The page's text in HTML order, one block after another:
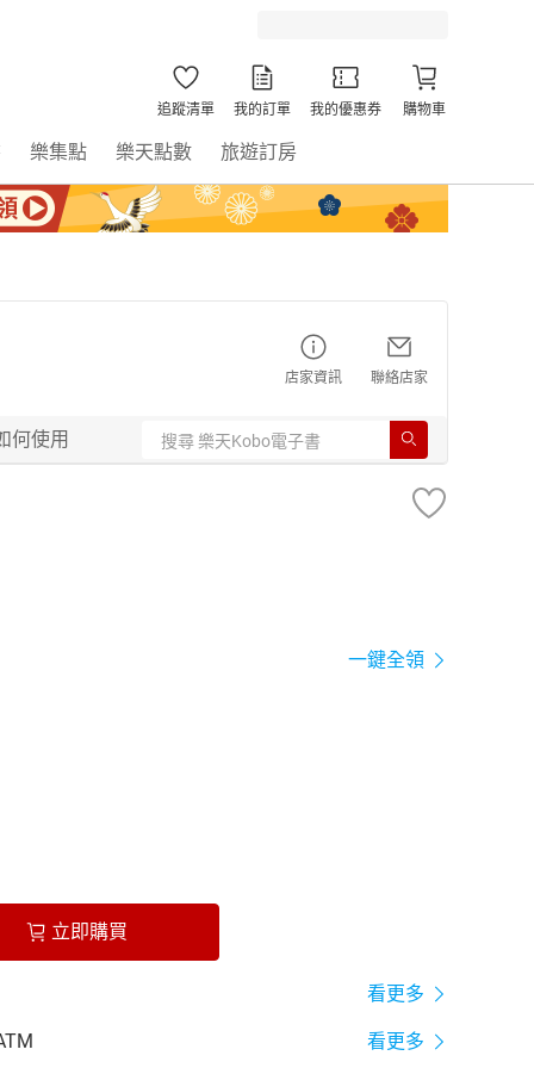
追蹤清單 我的訂單 我的優惠券 購物車
樂集點 樂天點數 旅遊訂房
店家資訊 聯絡店家
何使用
一鍵全領
立即購買
看更多
看更多